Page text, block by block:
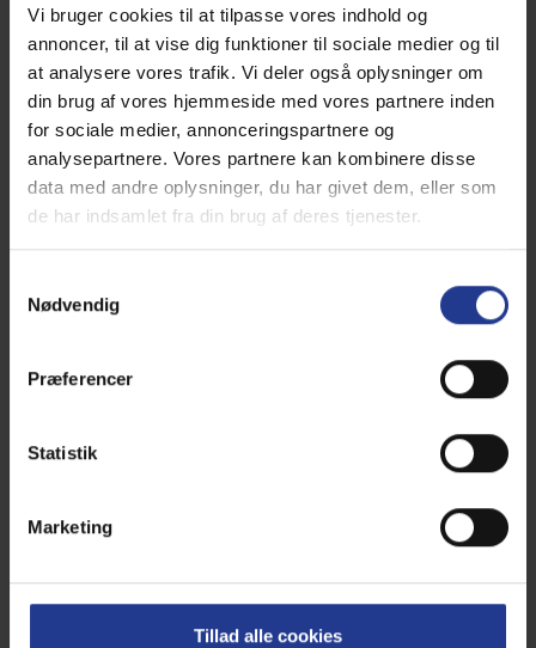
Vi bruger cookies til at tilpasse vores indhold og
annoncer, til at vise dig funktioner til sociale medier og til
at analysere vores trafik. Vi deler også oplysninger om
din brug af vores hjemmeside med vores partnere inden
for sociale medier, annonceringspartnere og
analysepartnere. Vores partnere kan kombinere disse
data med andre oplysninger, du har givet dem, eller som
de har indsamlet fra din brug af deres tjenester.
Nødvendig
Præferencer
Statistik
Marketing
Tillad alle cookies
tandundersøgelse. Det er simpelthen ikke muligt at
udføre dette på dyr, der ikke er bedøvede.
Behandlingen afhænger af problemerne hos den
enkelte patient. Tandstenene fjernes ved hjælp af en
ultralydsrenser, som skånsomt fjerner
tandstensbelægningerne uden at beskadige emaljen.
Alle tandkødslommer måles og renses op. Det er
nemlig i tandkødslommerne bakterierne gemmer sig,
tandkødslomme er tegn på tandsygdom, og i disse
tandrensningen bliver alle tænder poleret, så
sværere ved at sætte sig fast.
tænder, for at vurdere om der er tandlidelser, der ikke
fortælle, at de har tandsmerter, og derfor er
røntgenbilleder nødvendig ved en fuld